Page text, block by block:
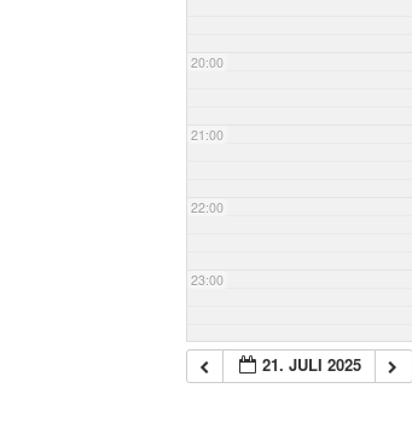
20:00
21:00
22:00
23:00
21. JULI 2025